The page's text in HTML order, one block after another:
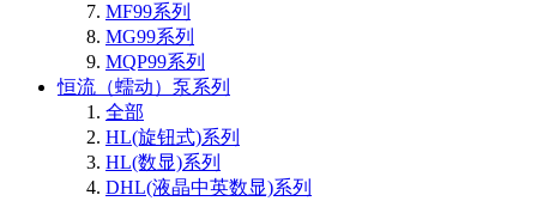
MF99系列
MG99系列
MQP99系列
恒流（蠕动）泵系列
全部
HL(旋钮式)系列
HL(数显)系列
DHL(液晶中英数显)系列